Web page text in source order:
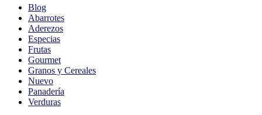
Blog
Abarrotes
Aderezos
Especias
Frutas
Gourmet
Granos y Cereales
Nuevo
Panadería
Verduras